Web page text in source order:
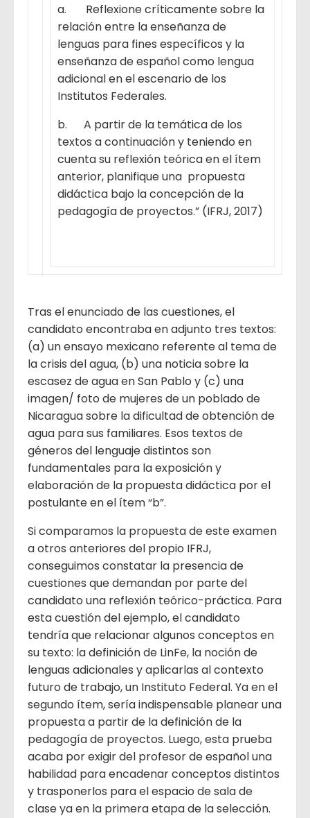
a. Reflexione críticamente sobre la
relación entre la enseñanza de
lenguas para fines específicos y la
enseñanza de español como lengua
adicional en el escenario de los
Institutos Federales.
b. A partir de la temática de los
textos a continuación y teniendo en
cuenta su reflexión teórica en el ítem
anterior, planifique una propuesta
didáctica bajo la concepción de la
pedagogía de proyectos.” (IFRJ, 2017)
Tras el enunciado de las cuestiones, el
candidato encontraba en adjunto tres textos:
(a) un ensayo mexicano referente al tema de
la crisis del agua, (b) una noticia sobre la
escasez de agua en San Pablo y (c) una
imagen/ foto de mujeres de un poblado de
Nicaragua sobre la dificultad de obtención de
agua para sus familiares. Esos textos de
géneros del lenguaje distintos son
fundamentales para la exposición y
elaboración de la propuesta didáctica por el
postulante en el ítem “b”.
Si comparamos la propuesta de este examen
a otros anteriores del propio IFRJ,
conseguimos constatar la presencia de
cuestiones que demandan por parte del
candidato una reflexión teórico-práctica. Para
esta cuestión del ejemplo, el candidato
tendría que relacionar algunos conceptos en
su texto: la definición de LinFe, la noción de
lenguas adicionales y aplicarlas al contexto
futuro de trabajo, un Instituto Federal. Ya en el
segundo ítem, sería indispensable planear una
propuesta a partir de la definición de la
pedagogía de proyectos. Luego, esta prueba
acaba por exigir del profesor de español una
habilidad para encadenar conceptos distintos
y trasponerlos para el espacio de sala de
clase ya en la primera etapa de la selección.